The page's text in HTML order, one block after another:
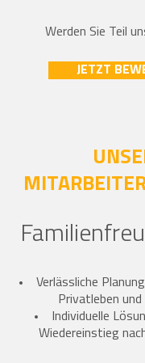
Werden Sie Teil
JETZT
Verlässliche
Privatleben und
Individuelle
Wiedereinstieg